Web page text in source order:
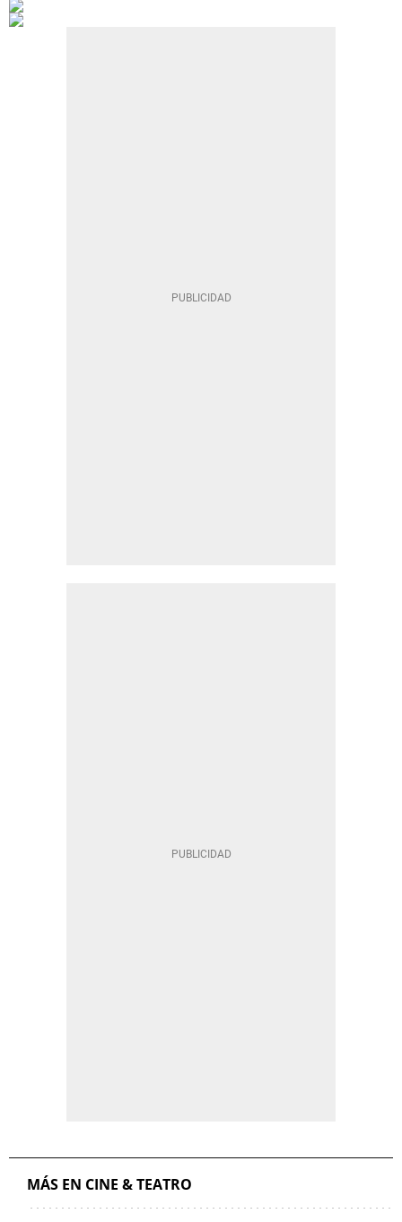
MÁS EN CINE & TEATRO